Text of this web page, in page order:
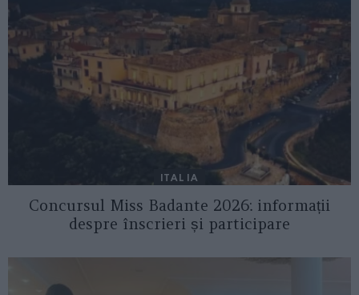
ITALIA
Concursul Miss Badante 2026: informații
despre înscrieri și participare